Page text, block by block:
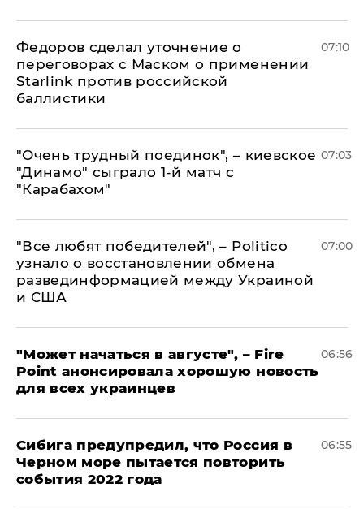
Федоров сделал уточнение о
переговорах с Маском о применении
Starlink против российской
баллистики
07:10
"Очень трудный поединок", – киевское
"Динамо" сыграло 1-й матч с
"Карабахом"
07:03
​"Все любят победителей", – Politico
узнало о восстановлении обмена
развединформацией между Украиной
и США
07:00
"Может начаться в августе", – Fire
Point анонсировала хорошую новость
для всех украинцев
06:56
Сибига предупредил, что Россия в
Черном море пытается повторить
события 2022 года
06:55